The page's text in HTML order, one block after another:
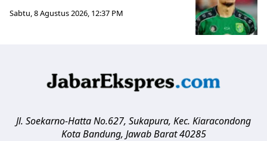
Sabtu, 8 Agustus 2026, 12:37 PM
Jl. Soekarno-Hatta No.627, Sukapura, Kec. Kiaracondong
Kota Bandung, Jawab Barat 40285